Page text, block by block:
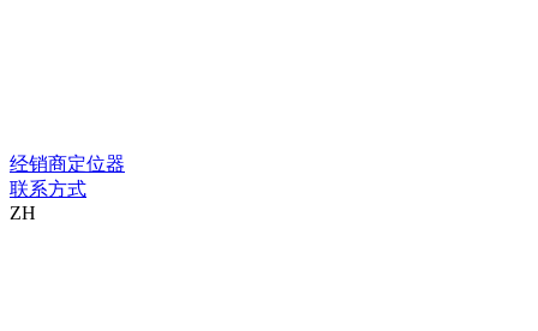
经销商定位器
联系方式
ZH